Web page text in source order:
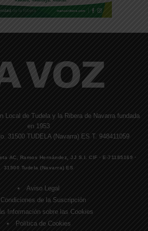
Local de Tudela y la Ribera de Navarra fundada
en 1953
31500 TUDELA (Navarra) ES T. 948411059
AC, Ramos Hernández, JJ S.I. CIF · E-71185169 ·
31500 Tudela (Navarra) ES
Aviso Legal
Condiciones de la Suscripción
Información sobre las Cookies
Política de Cookies